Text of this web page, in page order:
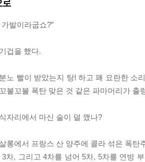
로
가발이라굽쇼?”
겁을 했다.
노 빨이 받았는지 탕! 하고 꽤 요란한 소
불꼬불 폭탄 맞은 것 같은 파마머리가 출
자리에서 마신 술이 덜 깼나?
롱에서 프랑스 산 양주에 콜라 섞은 폭
3차, 그리고 4차를 넘어 5차, 5차를 연방